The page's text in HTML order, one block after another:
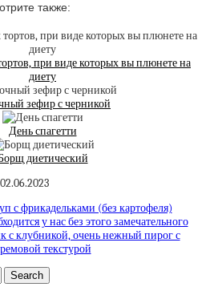
также:
при виде которых вы плюнете на
диету
зефир с черникой
День спагетти
диетический
02.06.2023
с фрикадельками (без картофеля)
у нас без этого замечательного
с клубникой, очень нежный пирог с
текстурой